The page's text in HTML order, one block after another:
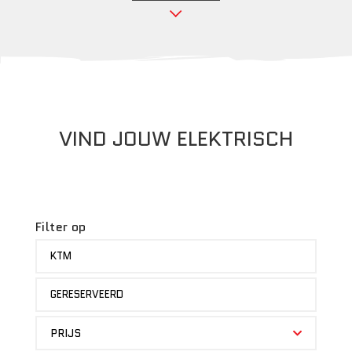
VIND JOUW ELEKTRISCH
Filter op
KTM
GERESERVEERD
PRIJS